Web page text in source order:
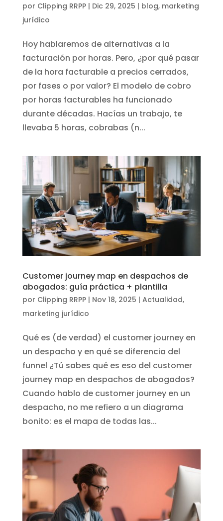
por Clipping RRPP| Dic 29, 2025 | blog, marketing
jurídico
Hoy hablaremos de alternativas a la
facturación por horas. Pero, ¿por qué pasar
de la hora facturable a precios cerrados,
por fases o por valor? El modelo de cobro
por horas facturables ha funcionado
durante décadas. Hacías un trabajo, te
llevaba 5 horas, cobrabas (n...
Customer journey map en despachos de
abogados: guía práctica + plantilla
por Clipping RRPP| Nov 18, 2025 | Actualidad,
marketing jurídico
Qué es (de verdad) el customer journey en
un despacho y en qué se diferencia del
funnel ¿Tú sabes qué es eso del customer
journey map en despachos de abogados?
Cuando hablo de customer journey en un
despacho, no me refiero a un diagrama
bonito: es el mapa de todas las...